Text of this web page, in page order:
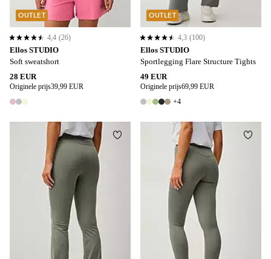
Ellos STUDIO
Soft sweatshort
28 EUR
Originele prijs39,99 EUR
3 kleuren
4,4 op basis van 26 beoordelingen
4,4 (26)
OUTLET
Ellos STUDIO
Sportlegging Flare Structure Tights
49 EUR
Originele prijs69,99 EUR
9 kleuren
+4
4,3 op basis van 100 beoordelingen
4,3 (100)
OUTLET
Toevoegen aan favorieten